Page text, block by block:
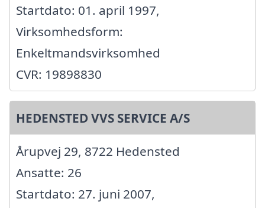
Startdato: 01. april 1997,
Virksomhedsform:
Enkeltmandsvirksomhed
CVR: 19898830
HEDENSTED VVS SERVICE A/S
Årupvej 29, 8722 Hedensted
Ansatte: 26
Startdato: 27. juni 2007,